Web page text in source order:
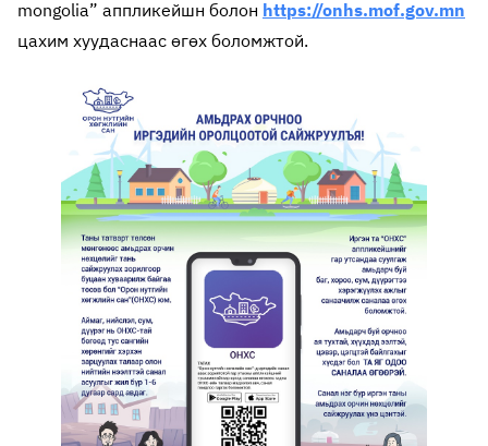
mongolia” аппликейшн болон https://onhs.mof.gov.mn
цахим хуудаснаас өгөх боломжтой.